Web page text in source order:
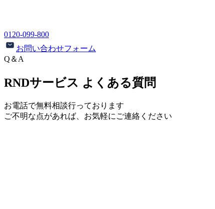
0120-099-800
お問い合わせフォーム
Q＆A
RNDサービス よくある質問
お電話で無料相談行っております
ご不明な点があれば、お気軽にご連絡ください